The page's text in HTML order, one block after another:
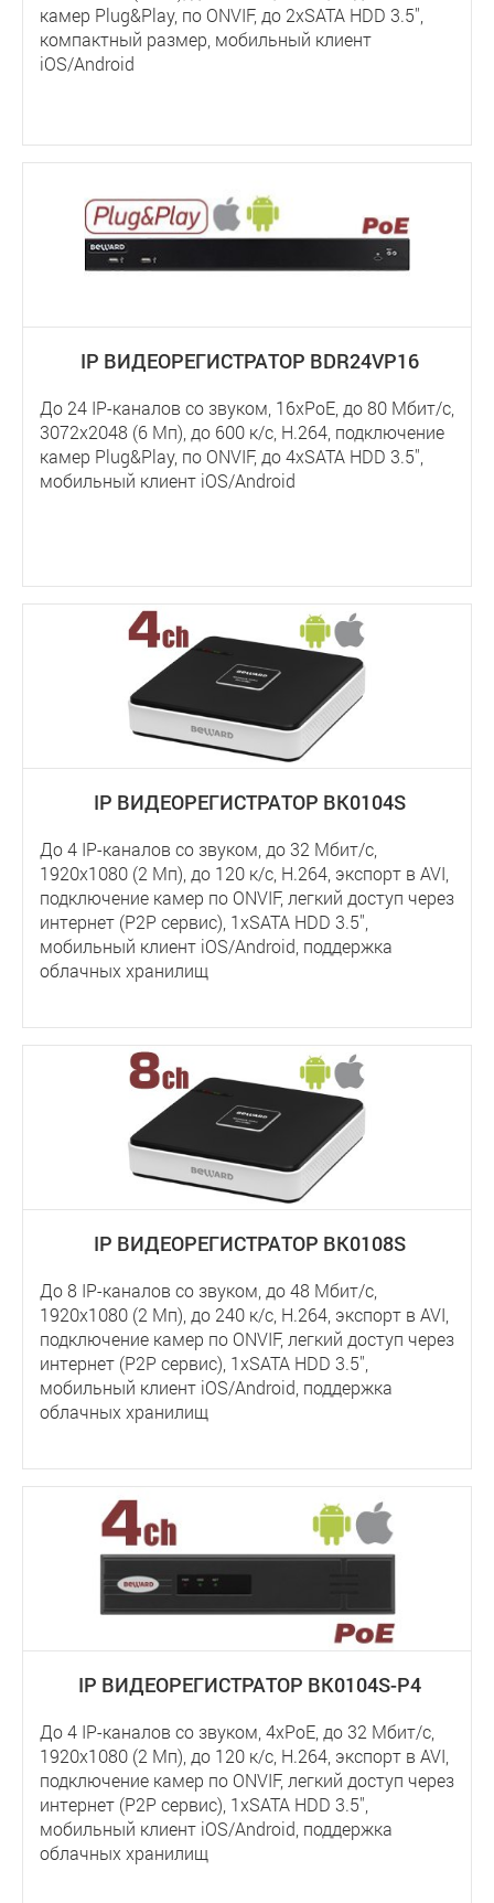
камер Plug&Play, по ONVIF, до 2хSATA HDD 3.5'',
компактный размер, мобильный клиент
iOS/Android
IP ВИДЕОРЕГИСТРАТОР BDR24VP16
До 24 IP-каналов со звуком, 16xPoE, до 80 Мбит/с,
3072x2048 (6 Мп), до 600 к/с, H.264, подключение
камер Plug&Play, по ONVIF, до 4хSATA HDD 3.5'',
мобильный клиент iOS/Android
IP ВИДЕОРЕГИСТРАТОР BK0104S
До 4 IP-каналов со звуком, до 32 Мбит/с,
1920x1080 (2 Мп), до 120 к/с, Н.264, экспорт в AVI,
подключение камер по ONVIF, легкий доступ через
интернет (P2P сервис), 1хSATA HDD 3.5'',
мобильный клиент iOS/Android, поддержка
облачных хранилищ
IP ВИДЕОРЕГИСТРАТОР BK0108S
До 8 IP-каналов со звуком, до 48 Мбит/с,
1920x1080 (2 Мп), до 240 к/с, Н.264, экспорт в AVI,
подключение камер по ONVIF, легкий доступ через
интернет (P2P сервис), 1хSATA HDD 3.5'',
мобильный клиент iOS/Android, поддержка
облачных хранилищ
IP ВИДЕОРЕГИСТРАТОР BK0104S-P4
До 4 IP-каналов со звуком, 4xPoE, до 32 Мбит/с,
1920x1080 (2 Мп), до 120 к/с, Н.264, экспорт в AVI,
подключение камер по ONVIF, легкий доступ через
интернет (P2P сервис), 1хSATA HDD 3.5'',
мобильный клиент iOS/Android, поддержка
облачных хранилищ